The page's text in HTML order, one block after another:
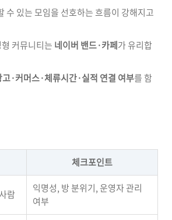
수 있는 모임을 선호하는 흐름이 강해지고
커뮤니티는 네이버 밴드·카페가 유리합
고·커머스·체류시간·실적 연결 여부를 함
체크포인트
람
익명성, 방 분위기, 운영자 관리
여부